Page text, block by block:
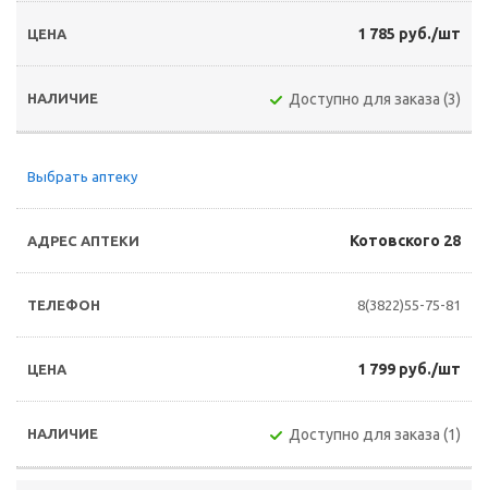
1 785 руб./шт
Доступно для заказа (3)
Выбрать аптеку
Котовского 28
8(3822)55-75-81
1 799 руб./шт
Доступно для заказа (1)